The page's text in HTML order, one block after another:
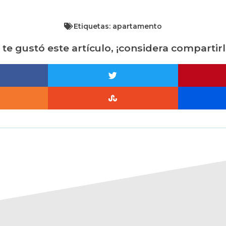
Etiquetas: apartamento
te gustó este artículo, ¡considera